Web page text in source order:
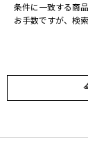
条件に一致する商
お手数ですが、検